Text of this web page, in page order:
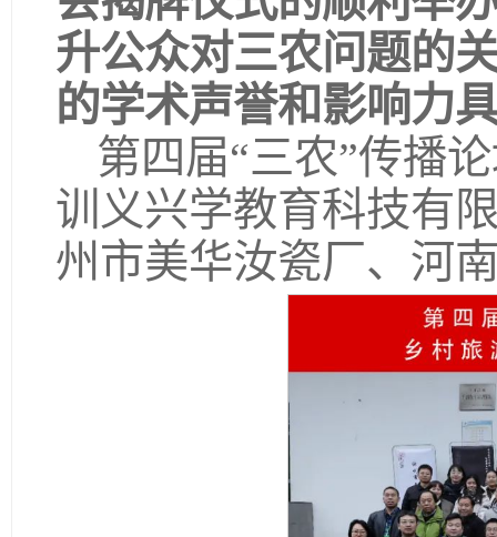
升公众对三农问题的
的学术声誉和影响力
第四届“三农”传播
训义兴学教育科技有
州市美华汝瓷厂、河